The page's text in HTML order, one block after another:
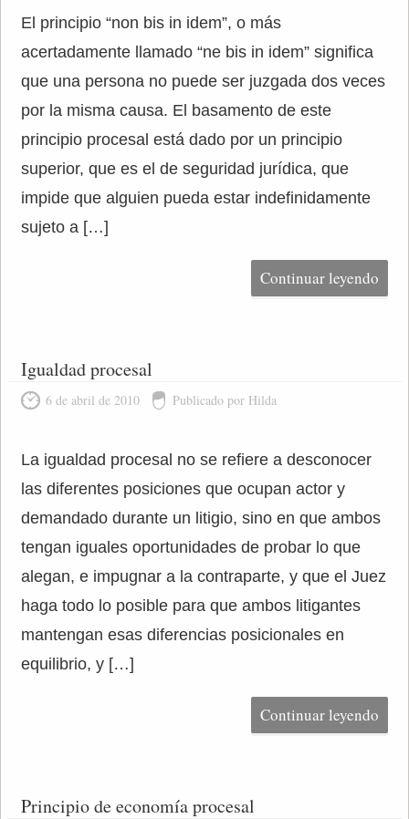
El principio “non bis in idem”, o más
acertadamente llamado “ne bis in idem” significa
que una persona no puede ser juzgada dos veces
por la misma causa. El basamento de este
principio procesal está dado por un principio
superior, que es el de seguridad jurídica, que
impide que alguien pueda estar indefinidamente
sujeto a […]
Continuar leyendo
Igualdad procesal
6 de abril de 2010 Publicado por Hilda
La igualdad procesal no se refiere a desconocer
las diferentes posiciones que ocupan actor y
demandado durante un litigio, sino en que ambos
tengan iguales oportunidades de probar lo que
alegan, e impugnar a la contraparte, y que el Juez
haga todo lo posible para que ambos litigantes
mantengan esas diferencias posicionales en
equilibrio, y […]
Continuar leyendo
Principio de economía procesal